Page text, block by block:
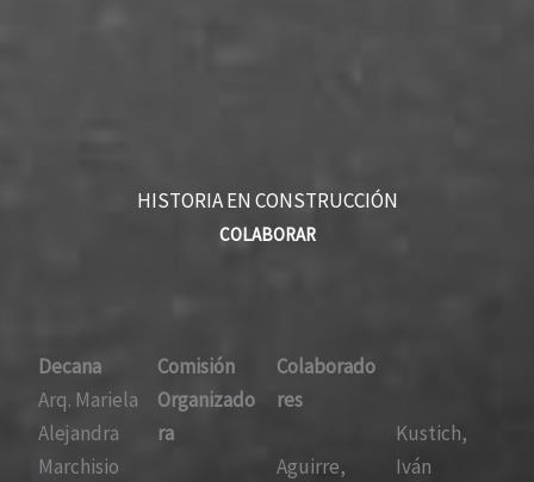
HISTORIA EN CONSTRUCCIÓN
COLABORAR
Decana
Arq. Mariela
Alejandra
Marchisio
Comisión
Organizado
ra
Colaborado
res
Aguirre,
Kustich,
Iván